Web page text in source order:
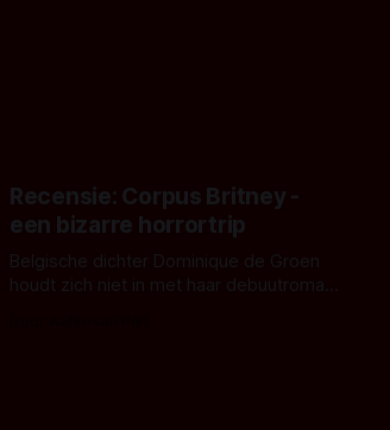
Recensie: Corpus Britney -
een bizarre horrortrip
Belgische dichter Dominique de Groen
houdt zich niet in met haar debuutroman.